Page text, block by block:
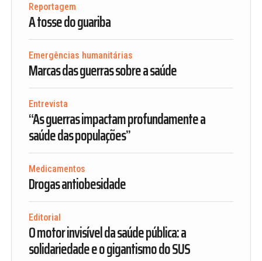
Reportagem
A tosse do guariba
Emergências humanitárias
Marcas das guerras sobre a saúde
Entrevista
“As guerras impactam profundamente a
saúde das populações”
Medicamentos
Drogas antiobesidade
Editorial
O motor invisível da saúde pública: a
solidariedade e o gigantismo do SUS